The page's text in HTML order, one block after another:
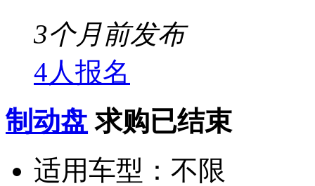
3个月前发布
4人报名
制动盘 求购已结束
适用车型： 不限